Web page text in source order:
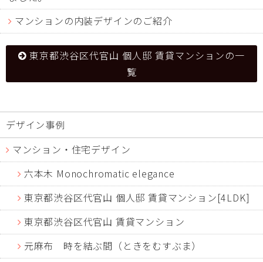
マンションの内装デザインのご紹介
東京都渋谷区代官山 個人邸 賃貸マンションの一
覧
デザイン事例
マンション・住宅デザイン
六本木 Monochromatic elegance
東京都渋谷区代官山 個人邸 賃貸マンション[4LDK]
東京都渋谷区代官山 賃貸マンション
元麻布 時を結ぶ間（ときをむすぶま）